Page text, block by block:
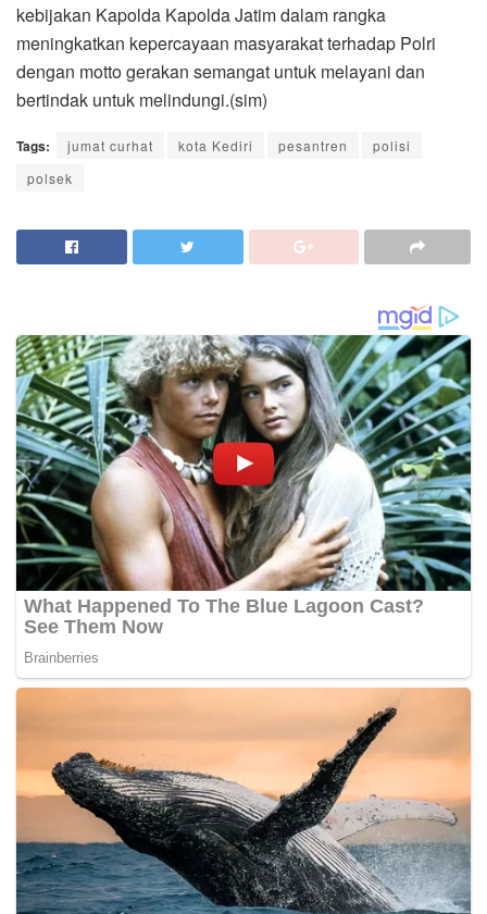
kebijakan Kapolda Kapolda Jatim dalam rangka
meningkatkan kepercayaan masyarakat terhadap Polri
dengan motto gerakan semangat untuk melayani dan
bertindak untuk melindungi.(sim)
Tags: jumat curhat kota Kediri pesantren
polisi
polsek